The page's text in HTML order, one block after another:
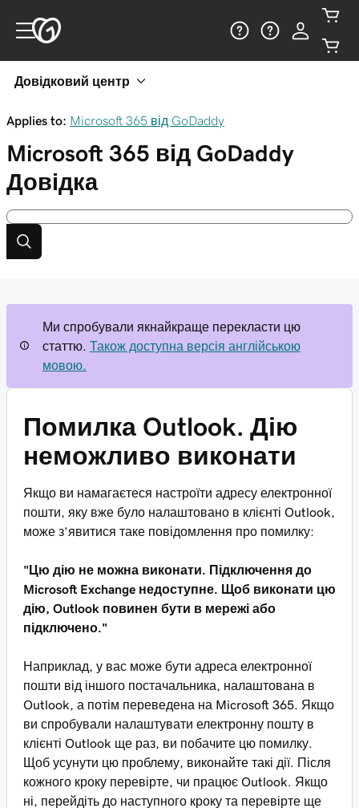
Довідковий центр
Applies to: Microsoft 365 від GoDaddy
Microsoft 365 від GoDaddy
Довідка
Ми спробували якнайкраще перекласти цю
статтю. Також доступна версія англійською
мовою.
Помилка Outlook. Дію
неможливо виконати
Якщо ви намагаєтеся настроїти адресу електронної
пошти, яку вже було налаштовано в клієнті Outlook,
може з’явитися таке повідомлення про помилку:
"Цю дію не можна виконати. Підключення до
Microsoft Exchange недоступне. Щоб виконати цю
дію, Outlook повинен бути в мережі або
підключено."
Наприклад, у вас може бути адреса електронної
пошти від іншого постачальника, налаштована в
Outlook, а потім переведена на Microsoft 365. Якщо
ви спробували налаштувати електронну пошту в
клієнті Outlook ще раз, ви побачите цю помилку.
Щоб усунути цю проблему, виконайте такі дії. Після
кожного кроку перевірте, чи працює Outlook. Якщо
ні, перейдіть до наступного кроку та перевірте ще